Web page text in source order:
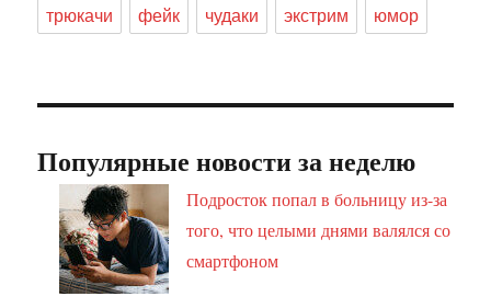
трюкачи
фейк чудаки экстрим юмор
Популярные новости за неделю
Подросток попал в больницу из-за
того, что целыми днями валялся со
смартфоном